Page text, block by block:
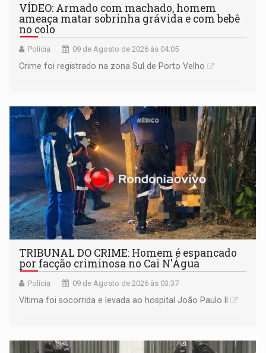
VÍDEO: Armado com machado, homem
ameaça matar sobrinha grávida e com bebê
no colo
Polícia 09 de Agosto de 2026 às 04:05
Crime foi registrado na zona Sul de Porto Velho
TRIBUNAL DO CRIME: Homem é espancado
por facção criminosa no Cai N'Água
Polícia 09 de Agosto de 2026 às 03:37
Vítima foi socorrida e levada ao hospital João Paulo II